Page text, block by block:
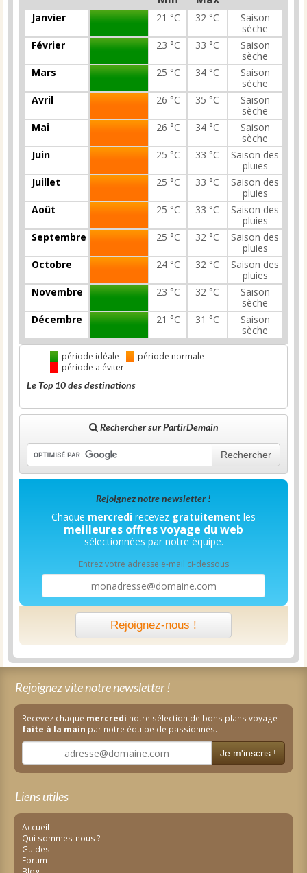
Janvier 21 °C 32 °C
Saison
sèche
Février
23 °C 33 °C
Saison
sèche
Mars
25 °C 34 °C
Saison
sèche
Avril
26 °C 35 °C
Saison
sèche
Mai
26 °C 34 °C
Saison
sèche
Juin
25 °C 33 °C
Saison des
pluies
Juillet
25 °C 33 °C
Saison des
pluies
Août
25 °C 33 °C
Saison des
pluies
Septembre
25 °C 32 °C
Saison des
pluies
Octobre
24 °C 32 °C
Saison des
pluies
Novembre
23 °C 32 °C
Saison
sèche
Décembre
21 °C 31 °C
Saison
sèche
période idéale
période normale
période a éviter
Le Top 10 des destinations
Rechercher sur PartirDemain
Rechercher
Rejoignez notre newsletter !
Chaque mercredi recevez gratuitement les
meilleures offres voyage du web
sélectionnées par notre équipe.
Entrez votre adresse e-mail ci-dessous
Rejoignez-nous !
Rejoignez vite notre newsletter !
Recevez chaque mercredi notre sélection de bons plans voyage
faite à la main par notre équipe de passionnés.
Je m'inscris !
Liens utiles
Accueil
Qui sommes-nous ?
Guides
Forum